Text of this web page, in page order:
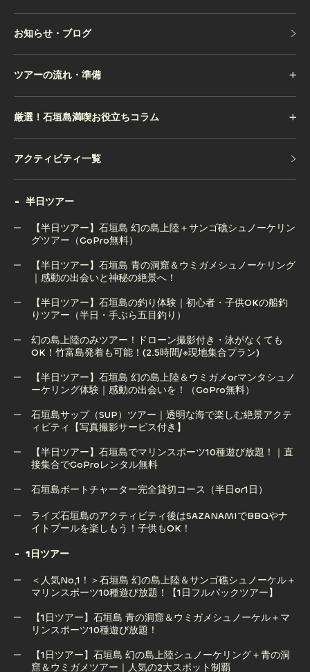
お知らせ・ブログ
ツアーの流れ・準備
厳選！石垣島満喫お役立ちコラム
アクティビティ一覧
半日ツアー
【半日ツアー】石垣島 幻の島上陸＋サンゴ礁シュノーケリン
グツアー（GoPro無料）
【半日ツアー】石垣島 幻の島上陸＋サンゴ礁シュノーケリン
グツアー（GoPro無料）
【半日ツアー】石垣島 青の洞窟＆ウミガメシュノーケリング
｜感動の出会いと神秘の絶景へ！
【半日ツアー】石垣島 青の洞窟＆ウミガメシュノーケリング
【半日ツアー】石垣島の釣り体験｜初心者・子供OKの船釣
りツアー（半日・手ぶら五目釣り）
【半日ツアー】石垣島の釣り体験｜初心者・子供OKの船釣
幻の島上陸のみツアー！ドローン撮影付き・泳がなくても
OK！竹富島発着も可能！(2.5時間/※現地集合プラン)
幻の島上陸のみツアー！ドローン撮影付き・泳がなくても
【半日ツアー】石垣島 幻の島上陸＆ウミガメorマンタシュノ
ーケリング体験｜感動の出会いを！（GoPro無料）
【半日ツアー】石垣島 幻の島上陸＆ウミガメorマンタシュノ
石垣島サップ（SUP）ツアー｜透明な海で楽しむ絶景アクテ
ィビティ【写真撮影サービス付き】
石垣島サップ（SUP）ツアー｜透明な海で楽しむ絶景アクテ
【半日ツアー】石垣島でマリンスポーツ10種遊び放題！｜直
接集合でGoProレンタル無料
接集合でGoProレンタル無料
石垣島ボートチャーター完全貸切コース（半日or1日）
石垣島ボートチャーター完全貸切コース（半日or1日）
ライズ石垣島のアクティビティ後はSAZANAMIでBBQやナ
イトプールを楽しもう！子供もOK！
イトプールを楽しもう！子供もOK！
1日ツアー
＜人気No,1！＞石垣島 幻の島上陸＆サンゴ礁シュノーケル＋
マリンスポーツ10種遊び放題！【1日フルパックツアー】
＜人気No,1！＞石垣島 幻の島上陸＆サンゴ礁シュノーケル＋
【1日ツアー】石垣島 青の洞窟＆ウミガメシュノーケル＋マ
リンスポーツ10種遊び放題！
【1日ツアー】石垣島 幻の島上陸シュノーケリング＋青の洞
窟＆ウミガメツアー｜人気の2大スポット制覇